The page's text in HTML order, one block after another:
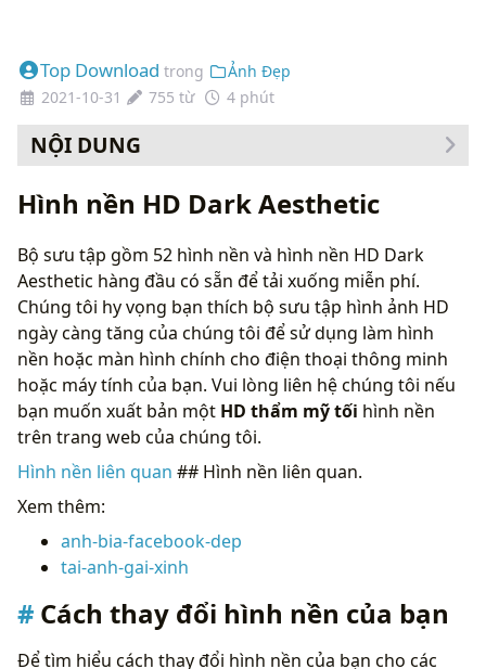
Top Download trong
Ảnh Đẹp
2021-10-31
755 từ 4 phút
NỘI DUNG
Hình nền HD Dark Aesthetic
Bộ sưu tập gồm 52 hình nền và hình nền HD Dark
Aesthetic hàng đầu có sẵn để tải xuống miễn phí.
Chúng tôi hy vọng bạn thích bộ sưu tập hình ảnh HD
ngày càng tăng của chúng tôi để sử dụng làm hình
nền hoặc màn hình chính cho điện thoại thông minh
hoặc máy tính của bạn. Vui lòng liên hệ chúng tôi nếu
bạn muốn xuất bản một HD thẩm mỹ tối hình nền
trên trang web của chúng tôi.
Hình nền liên quan ## Hình nền liên quan.
Xem thêm:
anh-bia-facebook-dep
tai-anh-gai-xinh
Cách thay đổi hình nền của bạn
Để tìm hiểu cách thay đổi hình nền của bạn cho các